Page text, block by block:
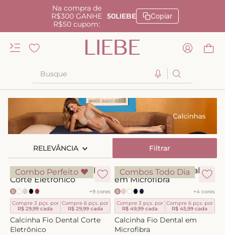
Na compra de
R$300 GANHE
R$50 cupom:
50LIEBE Copiar
RELEVÂNCIA Filtrar
Combo Perfeito ♥
+9 cores
Compre 3 pçs. por
R$ 29,99 cada
Compre 6 pçs. por
R$ 29,99cada
Calcinha Fio Dental Corte
Eletrônico
Combos Todo Dia
+4 cores
Compre 3 pçs. por
R$ 49,99cada
Compre 6 pçs. por
R$ 45,99 cada
Calcinha Fio Dental em
Microfibra
TERMOS MAIS BUSCADOS
kiss me
camisola
calcinha renda
anatomic
calcinha alta
triangulo